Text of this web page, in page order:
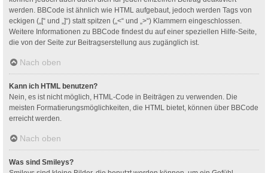
werden. BBCode ist ähnlich wie HTML aufgebaut, jedoch werden Tags von
eckigen („[“ und „]“) statt spitzen („<“ und „>“) Klammern eingeschlossen.
Weitere Informationen zu BBCode findest du auf einer speziellen Hilfe-Seite,
die von der Seite zur Beitragserstellung aus zugänglich ist.
Nach oben
Kann ich HTML benutzen?
Nein, es ist nicht möglich, HTML-Code in Beiträgen zu verwenden. Die
meisten Formatierungsmöglichkeiten, die HTML bietet, können über BBCode
erreicht werden.
Nach oben
Was sind Smileys?